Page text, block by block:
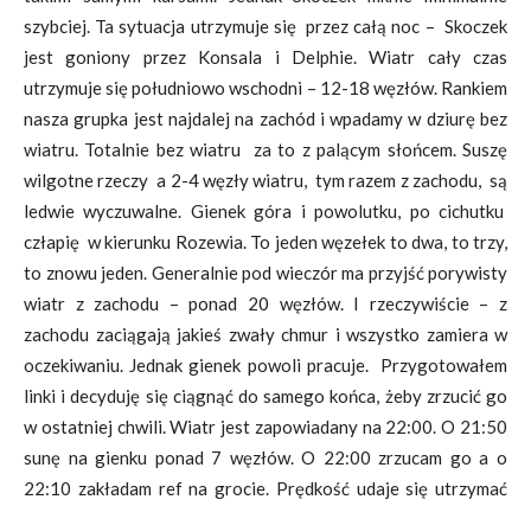
szybciej. Ta sytuacja utrzymuje się przez całą noc – Skoczek
jest goniony przez Konsala i Delphie. Wiatr cały czas
utrzymuje się południowo wschodni – 12-18 węzłów. Rankiem
nasza grupka jest najdalej na zachód i wpadamy w dziurę bez
wiatru. Totalnie bez wiatru za to z palącym słońcem. Suszę
wilgotne rzeczy a 2-4 węzły wiatru, tym razem z zachodu, są
ledwie wyczuwalne. Gienek góra i powolutku, po cichutku
człapię w kierunku Rozewia. To jeden węzełek to dwa, to trzy,
to znowu jeden. Generalnie pod wieczór ma przyjść porywisty
wiatr z zachodu – ponad 20 węzłów. I rzeczywiście – z
zachodu zaciągają jakieś zwały chmur i wszystko zamiera w
oczekiwaniu. Jednak gienek powoli pracuje. Przygotowałem
linki i decyduję się ciągnąć do samego końca, żeby zrzucić go
w ostatniej chwili. Wiatr jest zapowiadany na 22:00. O 21:50
sunę na gienku ponad 7 węzłów. O 22:00 zrzucam go a o
22:10 zakładam ref na grocie. Prędkość udaje się utrzymać